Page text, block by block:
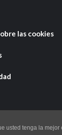
las cookies
usted tenga la